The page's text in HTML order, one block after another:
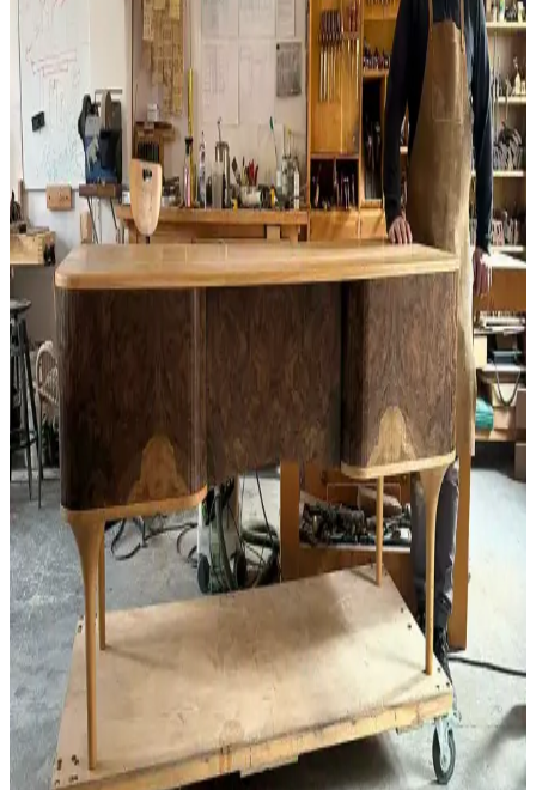
Chevron Desenli Ahşap Kesme Tahtası Üretiminde
Yaygın Hatalar ve Çözüm Yöntemleri
Chevron desenli ahşap kesme tahtası üretiminde hizalama,
yapıştırma ve vida yerleşimi gibi teknik sorunlar ürün kalitesini
etkiler. Doğru yöntemlerle bu hatalar önlenebilir.
Kalın Kaplamalarda Oyma: Ahşap Hareketi ve
Malzeme Seçiminin Önemi
Kalın kaplamalarda oyma işlemi, ahşap hareketi ve malzeme uyumu
gerektirir. Kaplama ve çekirdek ahşabın birlikte hareket etmesi
çatlama riskini azaltır ve mobilyanın dayanıklılığını artırır.
Ahşap Kesim Artıklarının Değerlendirilmesi ve
Marangozlukta Kullanım Alanları
Ahşap kesim artıkları, farklı ağaç türlerinden oluşan değerli
malzemeler içerir. Bu parçalar, marangozlukta küçük mobilya ve
gitar yapımı gibi çeşitli projelerde ekonomik ve yaratıcı çözümler
sunar.
Bıçak Sapı Yapımında Malzeme Seçimi ve İşçilik
Sürecinin Detaylı İncelenmesi
Bıçak sapı yapımında malzeme seçimi, yapıştırma, delme,
şekillendirme ve bitirme süreçleri, el becerisiyle birleşerek dayanıklı
ve estetik saplar ortaya çıkarır. Jigsiz işçilik ön plandadır.
Ahşap Epoksi Dökümünde Renk Sızıntısı Sorunu ve
Etkili Çözüm Yöntemleri